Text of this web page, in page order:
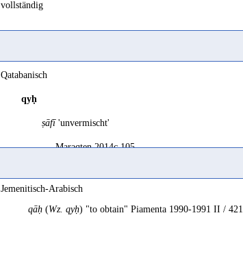
vollständig
Qatabanisch
qyḥ
ṣāfī'unvermischt'
Maraqten 2014c 105
qyḥ
Jemenitisch-Arabisch
qāḥ (Wz. qyḥ) "to obtain" Piamenta 1990-1991 II / 421